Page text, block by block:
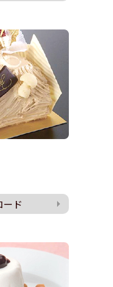
ード